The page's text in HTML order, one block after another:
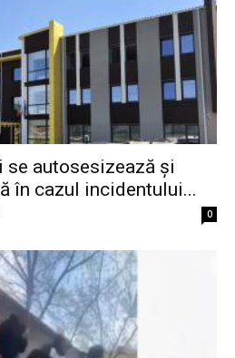
autosesizează și
în cazul incidentului...
0